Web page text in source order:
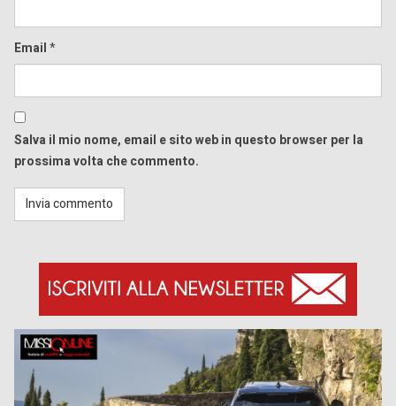
Email*
Salva il mio nome, email e sito web in questo browser per la
prossima volta che commento.